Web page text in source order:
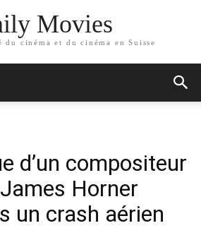
Movies
cinéma et du cinéma en Suisse
d’un compositeur
Horner
un crash aérien